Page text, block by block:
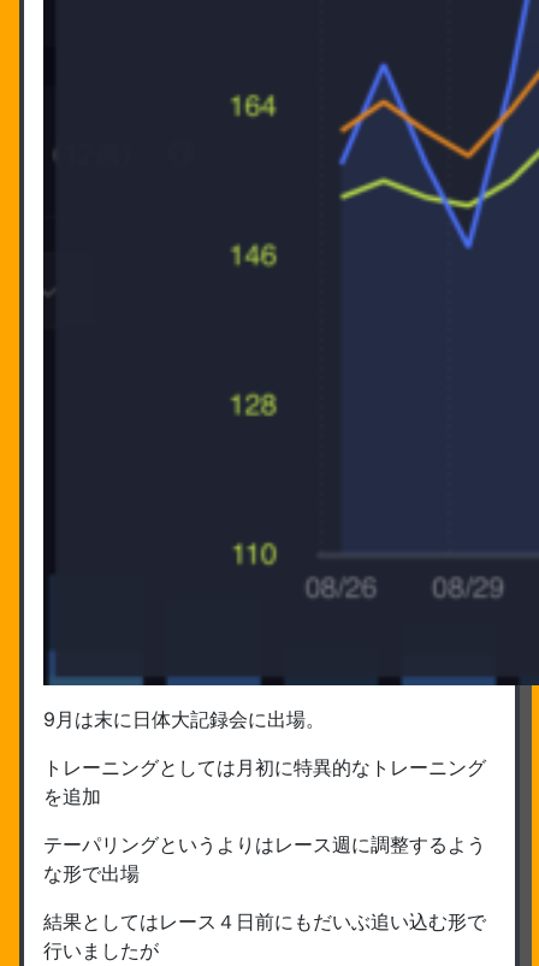
9月は末に日体大記録会に出場。
トレーニングとしては月初に特異的なトレーニング
を追加
テーパリングというよりはレース週に調整するよう
な形で出場
結果としてはレース４日前にもだいぶ追い込む形で
行いましたが